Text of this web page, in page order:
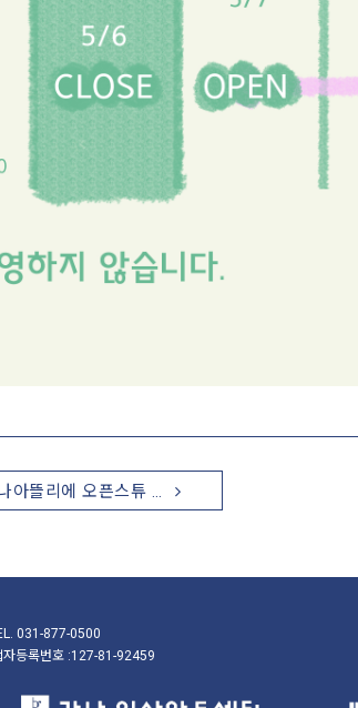
아뜰리에 오픈스튜 …
031-877-0500
등록번호 :127-81-92459